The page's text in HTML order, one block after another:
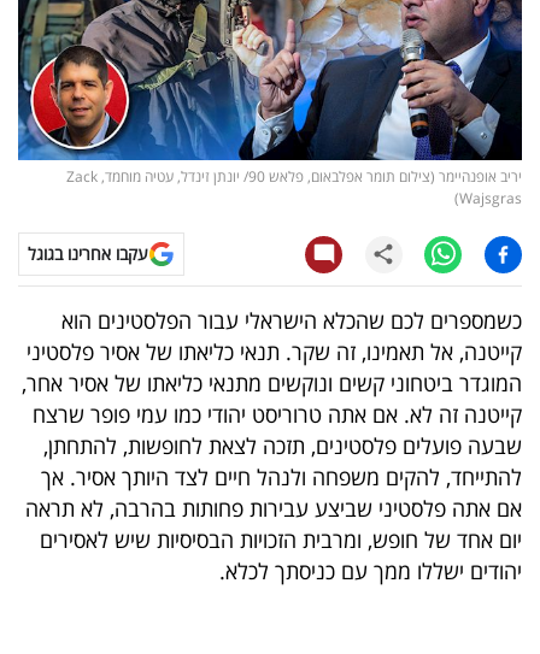
רכילות
עסקית
קריפטו
ויראלי
עסקי
ספורט
קריירה
ולימודים
מינויים
רייטינג
רכב
יריב אופנהיימר (צילום תומר אפלבאום, פלאש 90/ יונתן זינדל, עטיה מוחמד, Zack
Wajsgras)
עקבו אחרינו בגוגל
כשמספרים לכם שהכלא הישראלי עבור הפלסטינים הוא
קייטנה, אל תאמינו, זה שקר. תנאי כליאתו של אסיר פלסטיני
המוגדר ביטחוני קשים ונוקשים מתנאי כליאתו של אסיר אחר,
קייטנה זה לא. אם אתה טרוריסט יהודי כמו עמי פופר שרצח
שבעה פועלים פלסטינים, תזכה לצאת לחופשות, להתחתן,
להתייחד, להקים משפחה ולנהל חיים לצד היותך אסיר. אך
אם אתה פלסטיני שביצע עבירות פחותות בהרבה, לא תראה
יום אחד של חופש, ומרבית הזכויות הבסיסיות שיש לאסירים
יהודים ישללו ממך עם כניסתך לכלא.